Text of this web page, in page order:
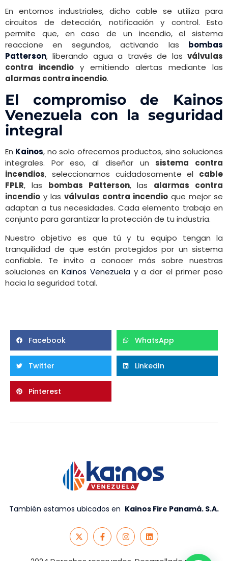
En entornos industriales, dicho cable se utiliza para
circuitos de detección, notificación y control. Esto
permite que, en caso de un incendio, el sistema
reaccione en segundos, activando las bombas
Patterson, liberando agua a través de las válvulas
contra incendio y emitiendo alertas mediante las
alarmas contra incendio.
El compromiso de Kainos
Venezuela con la seguridad
integral
En Kainos, no solo ofrecemos productos, sino soluciones
integrales. Por eso, al diseñar unsistema contra
incendios, seleccionamos cuidadosamente el cable
FPLR, las bombas Patterson, las alarmas contra
incendio y las válvulas contra incendio que mejor se
adaptan a tus necesidades. Cada elemento trabaja en
conjunto para garantizar la protección de tu industria.
Nuestro objetivo es que tú y tu equipo tengan la
tranquilidad de que están protegidos por un sistema
confiable. Te invito a conocer más sobre nuestras
soluciones enKainos Venezuela y a dar el primer paso
hacia la seguridad total.
Facebook WhatsApp
Twitter LinkedIn
Pinterest
También estamos ubicados en Kainos Fire Panamá. S.A.